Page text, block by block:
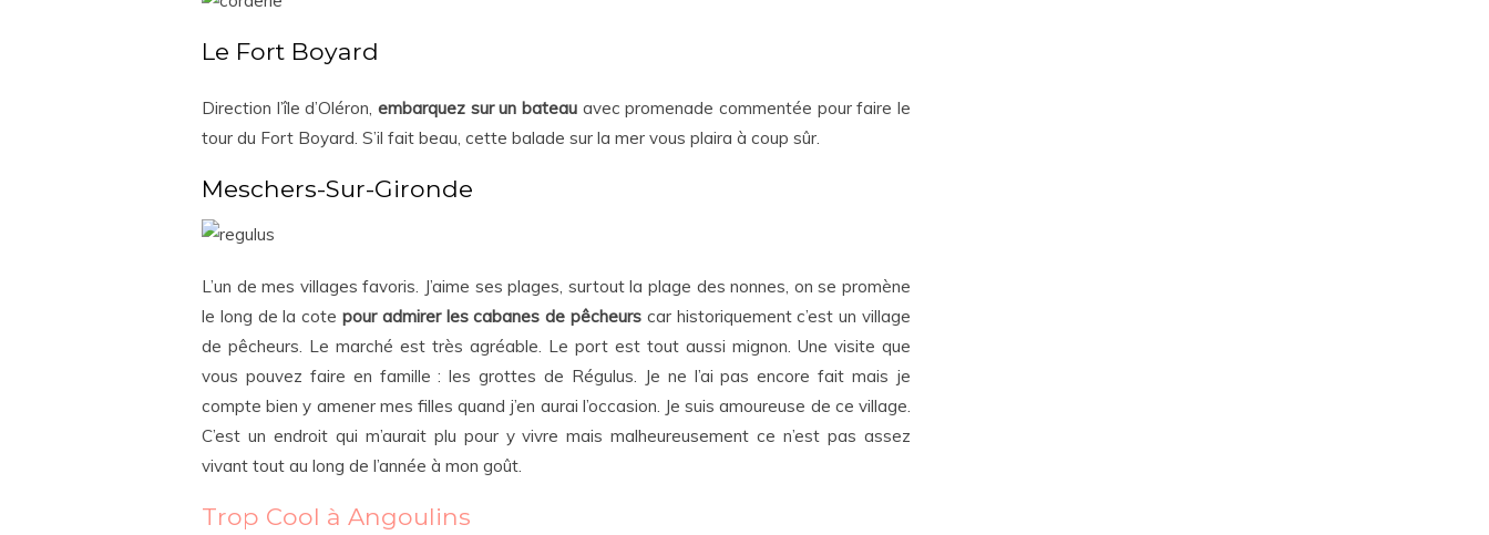
Le Fort Boyard
Direction l’île d’Oléron, embarquez sur un bateau avec promenade commentée pour faire le
tour du Fort Boyard. S’il fait beau, cette balade sur la mer vous plaira à coup sûr.
Meschers-Sur-Gironde
L’un de mes villages favoris. J’aime ses plages, surtout la plage des nonnes, on se promène
le long de la cote pour admirer les cabanes de pêcheurs car historiquement c’est un village
de pêcheurs. Le marché est très agréable. Le port est tout aussi mignon. Une visite que
vous pouvez faire en famille : les grottes de Régulus. Je ne l’ai pas encore fait mais je
compte bien y amener mes filles quand j’en aurai l’occasion. Je suis amoureuse de ce village.
C’est un endroit qui m’aurait plu pour y vivre mais malheureusement ce n’est pas assez
vivant tout au long de l’année à mon goût.
Trop Cool à Angoulins